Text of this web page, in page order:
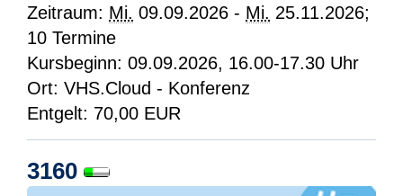
Zeitraum: Mi. 09.09.2026 - Mi. 25.11.2026;
10 Termine
Kursbeginn: 09.09.2026, 16.00-17.30 Uhr
Ort: VHS.Cloud - Konferenz
Entgelt: 70,00 EUR
3160